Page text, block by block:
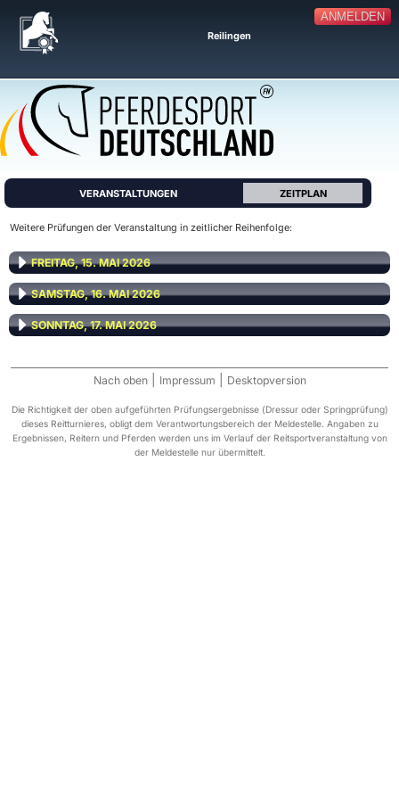
ANMELDEN
Reilingen
VERANSTALTUNGEN ZEITPLAN
Weitere Prüfungen der Veranstaltung in zeitlicher Reihenfolge:
FREITAG, 15. MAI 2026
SAMSTAG, 16. MAI 2026
SONNTAG, 17. MAI 2026
Nach oben Impressum Desktopversion
Die Richtigkeit der oben aufgeführten Prüfungsergebnisse (Dressur oder Springprüfung)
dieses Reitturnieres, obligt dem Verantwortungsbereich der Meldestelle. Angaben zu
Ergebnissen, Reitern und Pferden werden uns im Verlauf der Reitsportveranstaltung von
der Meldestelle nur übermittelt.